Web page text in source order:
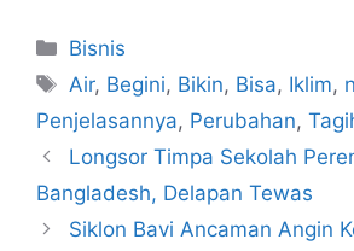
Kategori
Bisnis
Tag
Air, Begini, Bikin, Bisa, Iklim,
Penjelasannya, Perubahan,
Longsor Timpa Sekolah
Bangladesh, Delapan Tewas
Siklon Bavi Ancaman Angin